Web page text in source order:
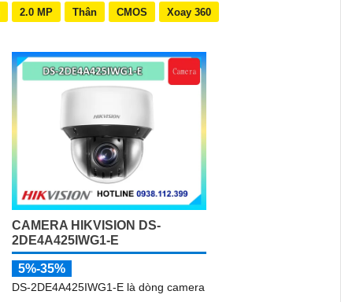
2.0 MP Thân CMOS Xoay 360
CAMERA HIKVISION DS-
2DE4A425IWG1-E
5%-35%
DS-2DE4A425IWG1-E là dòng camera